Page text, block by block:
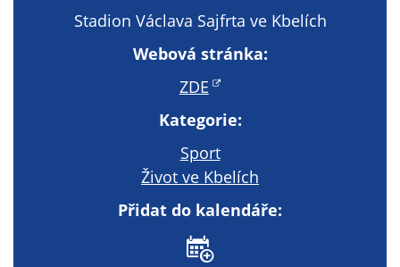
Stadion Václava Sajfrta ve Kbelích
Webová stránka:
ZDE
Kategorie:
Sport
Život ve Kbelích
Přidat do kalendáře:
webu a všech
funkcí, které
nabízí.
využitím
našem webu. Z
tohoto důvodu